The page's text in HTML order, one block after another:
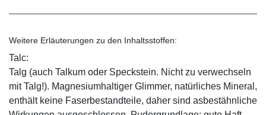
Weitere Erläuterungen zu den Inhaltsstoffen:
Talc:
Talg (auch Talkum oder Speckstein. Nicht zu verwechseln
mit Talg!). Magnesiumhaltiger Glimmer, natürliches Mineral,
enthält keine Faserbestandteile, daher sind asbestähnliche